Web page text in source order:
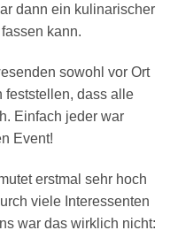
dann ein kulinarischer
kann.
sowohl vor Ort
feststellen, dass alle
Einfach jeder war
Event!
erstmal sehr hoch
viele Interessenten
war das wirklich nicht: